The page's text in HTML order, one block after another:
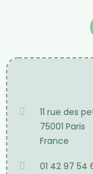
11 rue des
75001 Paris
France
01 42 97 54